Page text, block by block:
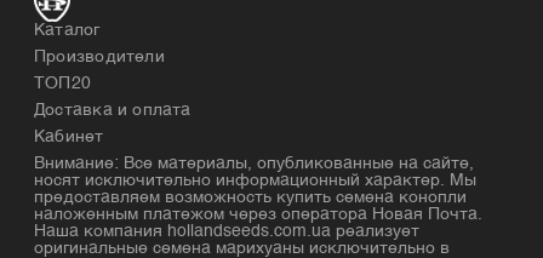
Каталог
Производители
ТОП20
Доставка и оплата
Кабинет
Внимание: Все материалы, опубликованные на сайте,
носят исключительно информационный характер. Мы
предоставляем возможность купить семена конопли
наложенным платежом через оператора Новая Почта.
Наша компания hollandseeds.com.ua реализует
оригинальные семена марихуаны исключительно в